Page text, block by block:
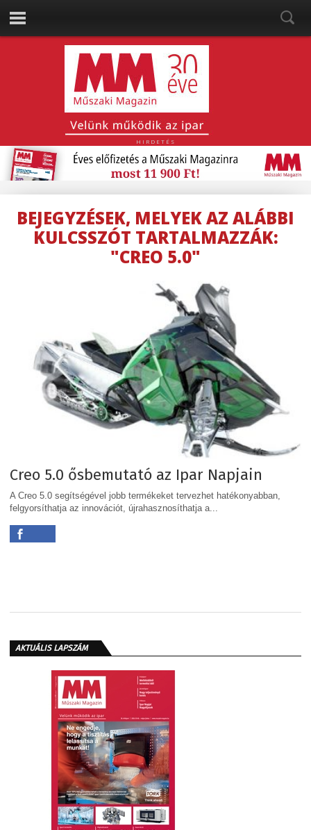
HIRDETÉS
BEJEGYZÉSEK, MELYEK AZ ALÁBBI
KULCSSZÓT TARTALMAZZÁK:
"CREO 5.0"
Creo 5.0 ősbemutató az Ipar Napjain
A Creo 5.0 segítségével jobb termékeket tervezhet hatékonyabban,
felgyorsíthatja az innovációt, újrahasznosíthatja a...
AKTUÁLIS LAPSZÁM